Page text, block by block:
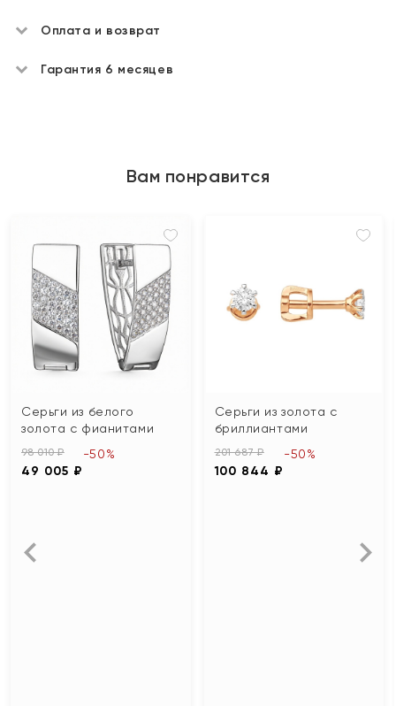
Оплата и возврат
Гарантия 6 месяцев
Вам понравится
Серьги из белого
золота с фианитами
98 010 ₽
49 005 ₽
-50%
Серьги из золота с
бриллиантами
201 687 ₽
100 844 ₽
-50%